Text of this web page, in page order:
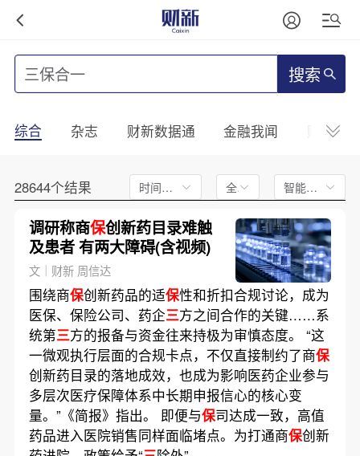
搜索
综合 杂志 财新数据通 金融我闻 财新
28644个结果 时间不限 全文 智能排序
调研称商保创新药目录难触
及患者 有两大障碍(含视频)
文｜财新 周信达
围绕商保创新药品的适保性和折扣合规讨论，成为
医保、保险公司、药企三方之间合作的关键……系
统第三方的报备与资金往来持极为审慎态度。 “这
一微观执行层面的合规卡点，不仅直接制约了商保
创新药目录的落地成效，也成为影响医药企业参与
多层次医疗保障体系中长期申报信心的核心变
量。”《简报》指出。 即便与保司达成一致，高值
药品进入医院销售同样面临堵点。为打通商保创新